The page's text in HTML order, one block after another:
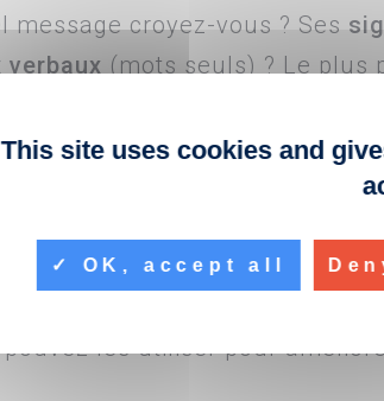
message croyez-vous ? Ses
verbaux (mots seuls) ? Le plus
montrent que lorsque les
lemessage non verbal
conscient des indices non
, vous devez être capable de
Voici sept formes de
les utiliser pour
This site uses cookies and
OK, accept all